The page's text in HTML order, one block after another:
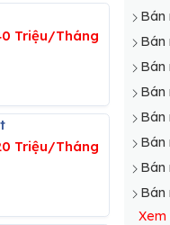
Triệu/Tháng
Triệu/Tháng
Bán
Bán
Bán
Bán
Bán
Bán
Bán
Bán
Xem